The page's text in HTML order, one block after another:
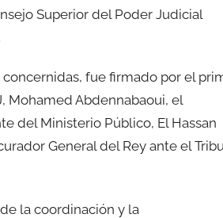
Superior del Poder Judicial
fue firmado por el
Mohamed Abdennabaoui, el
del Ministerio Público, El Hassan
General del Rey ante el
la coordinación y la